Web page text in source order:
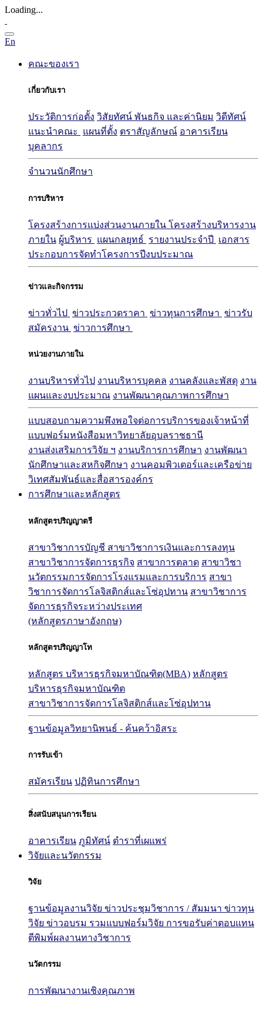
Loading...
En
คณะของเรา
เกี่ยวกับเรา
ประวัติการก่อตั้ง วิสัยทัศน์ พันธกิจ และค่านิยม วิดีทัศน์
แนะนำคณะ
แผนที่ตั้ง ตราสัญลักษณ์ อาคารเรียน
บุคลากร
จำนวนนักศึกษา
การบริหาร
โครงสร้างการแบ่งส่วนงานภายใน โครงสร้างบริหารงาน
ภายใน ผู้บริหาร แผนกลยุทธ์ รายงานประจำปี
เอกสาร
ประกอบการจัดทำโครงการปีงบประมาณ
ข่าวและกิจกรรม
ข่าวทั่วไป ข่าวประกวดราคา ข่าวทุนการศึกษา ข่าวรับ
สมัครงาน ข่าวการศึกษา
หน่วยงานภายใน
งานบริหารทั่วไป งานบริหารบุคคล งานคลังและพัสดุ งาน
แผนและงบประมาณ งานพัฒนาคุณภาพการศึกษา
แบบสอบถามความพึงพอใจต่อการบริการของเจ้าหน้าที่
แบบฟอร์มหนังสือมหาวิทยาลัยอุบลราชธานี
งานส่งเสริมการวิจัย ฯ งานบริการการศึกษา งานพัฒนา
นักศึกษาและสหกิจศึกษา งานคอมพิวเตอร์และเครือข่าย
วิเทศสัมพันธ์และสื่อสารองค์กร
การศึกษาและหลักสูตร
หลักสูตรปริญญาตรี
สาขาวิชาการบัญชี สาขาวิชาการเงินและการลงทุน
สาขาวิชาการจัดการธุรกิจ สาขาการตลาด สาขาวิชา
นวัตกรรมการจัดการโรงแรมและการบริการ สาขา
วิชาการจัดการโลจิสติกส์และโซ่อุปทาน สาขาวิชาการ
จัดการธุรกิจระหว่างประเทศ
(หลักสูตรภาษาอังกฤษ)
หลักสูตรปริญญาโท
หลักสูตร บริหารธุรกิจมหาบัณฑิต(MBA) หลักสูตร
บริหารธุรกิจมหาบัณฑิต
สาขาวิชาการจัดการโลจิสติกส์และโซ่อุปทาน
ฐานข้อมูลวิทยานิพนธ์ - ค้นคว้าอิสระ
การรับเข้า
สมัครเรียน ปฏิทินการศึกษา
สิ่งสนับสนุนการเรียน
อาคารเรียน ภูมิทัศน์ ตำราที่เผแพร่
วิจัยและนวัตกรรม
วิจัย
ฐานข้อมูลงานวิจัย ข่าวประชุมวิชาการ / สัมมนา ข่าวทุน
วิจัย ข่าวอบรม รวมแบบฟอร์มวิจัย การขอรับค่าตอบแทน
ตีพิมพ์ผลงานทางวิชาการ
นวัตกรรม
การพัฒนางานเชิงคุณภาพ